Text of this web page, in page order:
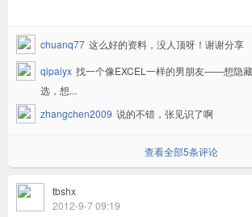
chuanq77 这么好的资料，没人顶呀！谢谢分享
qipaiyx 找一个像EXCEL一样的男朋友——想隐
选，想...
zhangchen2009 说的不错，张见识了啊
查看全部5条评论
tbshx
2012-9-7 09:19